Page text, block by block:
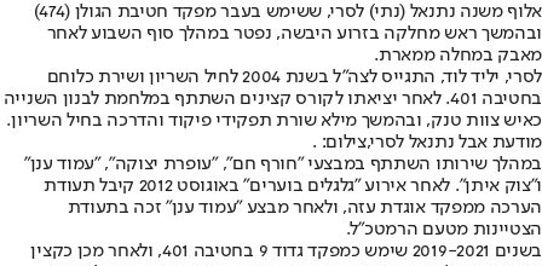
אלוף משנה נתנאל (נתי) לסרי, ששימש בעבר מפקד חטיבת הגולן (474)
ובהמשך ראש מחלקה בזרוע היבשה, נפטר במהלך סוף השבוע לאחר
מאבק במחלה ממארת.
לסרי, יליד לוד, התגייס לצה"ל בשנת 2004 לחיל השריון ושירת כלוחם
בחטיבה 401. לאחר יציאתו לקורס קצינים השתתף במלחמת לבנון השנייה
כאיש צוות טנק, ובהמשך מילא שורת תפקידי פיקוד והדרכה בחיל השריון.
מודעת אבל נתנאל לסרי,צילום: .
במהלך שירותו השתתף במבצעי "חורף חם", "עופרת יצוקה", "עמוד ענן"
ו"צוק איתן". לאחר אירוע "גלגלים בוערים" באוגוסט 2012 קיבל תעודת
הערכה ממפקד אוגדת עזה, ולאחר מבצע "עמוד ענן" זכה בתעודת
הצטיינות מטעם הרמטכ"ל.
בשנים 2019-2021 שימש כמפקד גדוד 9 בחטיבה 401, ולאחר מכן כקצין